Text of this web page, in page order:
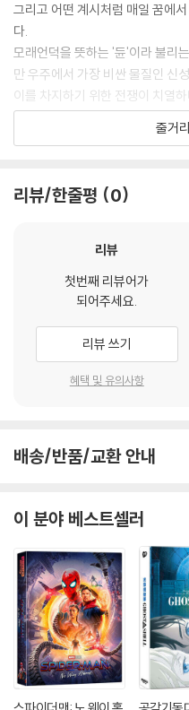
그리고 어떤 계시처럼 매일 꿈에
다.
모래언덕을 뜻하는 '듄'이라 불리
만 우주에서 가장 비싼 물질인 신
이를 차지하기 위한 전쟁이 치열하
황제의 명령으로 폴과 아트레이데
격돌이 시작된다!
줄거
리뷰/한줄평 0
리뷰
첫번째 리뷰어가
되어주세요.
리뷰 쓰기
혜택 및 유의사항
배송/반품/교환 안내
이 분야 베스트셀러